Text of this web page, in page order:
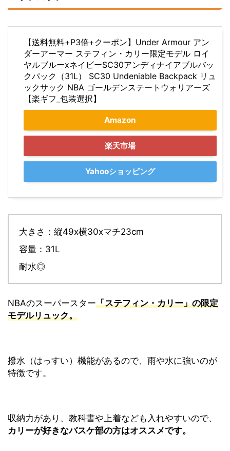
【送料無料+P3倍+クーポン】Under Armour アン
ダーアーマー ステフィン・カリー限定モデル ロイ
ヤルブルーxネイビーSC30アンディナイアブルバッ
クパック（31L） SC30 Undeniable Backpack リュ
ックサック NBA ゴールデンステートウォリアーズ
【楽ギフ_包装選択】
Amazon
楽天市場
Yahooショッピング
大きさ：縦49x横30xマチ23cm
容量：31L
耐水◎
NBAのスーパースター「ステフィン・カリー」の限定
モデルリュック。
撥水（はっすい）機能があるので、雨や水に強いのが
特徴です。
収納力があり、教科書や上着なども入れやすいので、
カリーが好きなバスケ部の方はオススメです。